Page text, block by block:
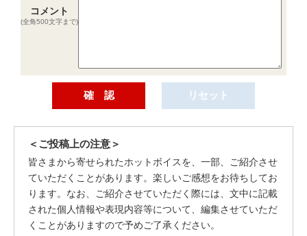
コメント
(全角500文字まで)
＜ご投稿上の注意＞
皆さまから寄せられたホットボイスを、一部、ご紹介させ
ていただくことがあります。楽しいご感想をお待ちしてお
ります。なお、ご紹介させていただく際には、文中に記載
された個人情報や表現内容等について、編集させていただ
くことがありますので予めご了承ください。